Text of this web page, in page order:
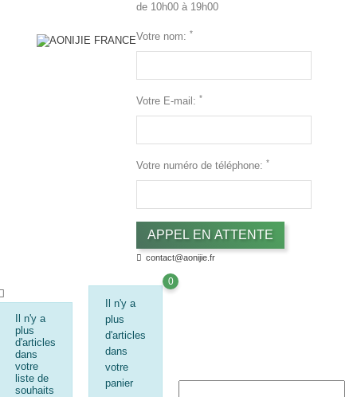
de 10h00 à 19h00
Votre nom: *
Votre E-mail: *
Votre numéro de téléphone: *
contact@aonijie.fr
Il n'y a
plus
d'articles
dans
votre
liste de
souhaits
Il n'y a
plus
d'articles
dans
votre
panier
0